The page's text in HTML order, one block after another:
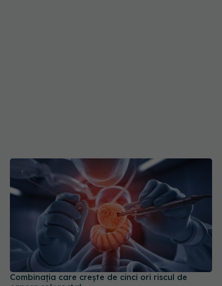
Combinația care crește de cinci ori riscul de
cancer colorectal
04 mar 2026, 11:04